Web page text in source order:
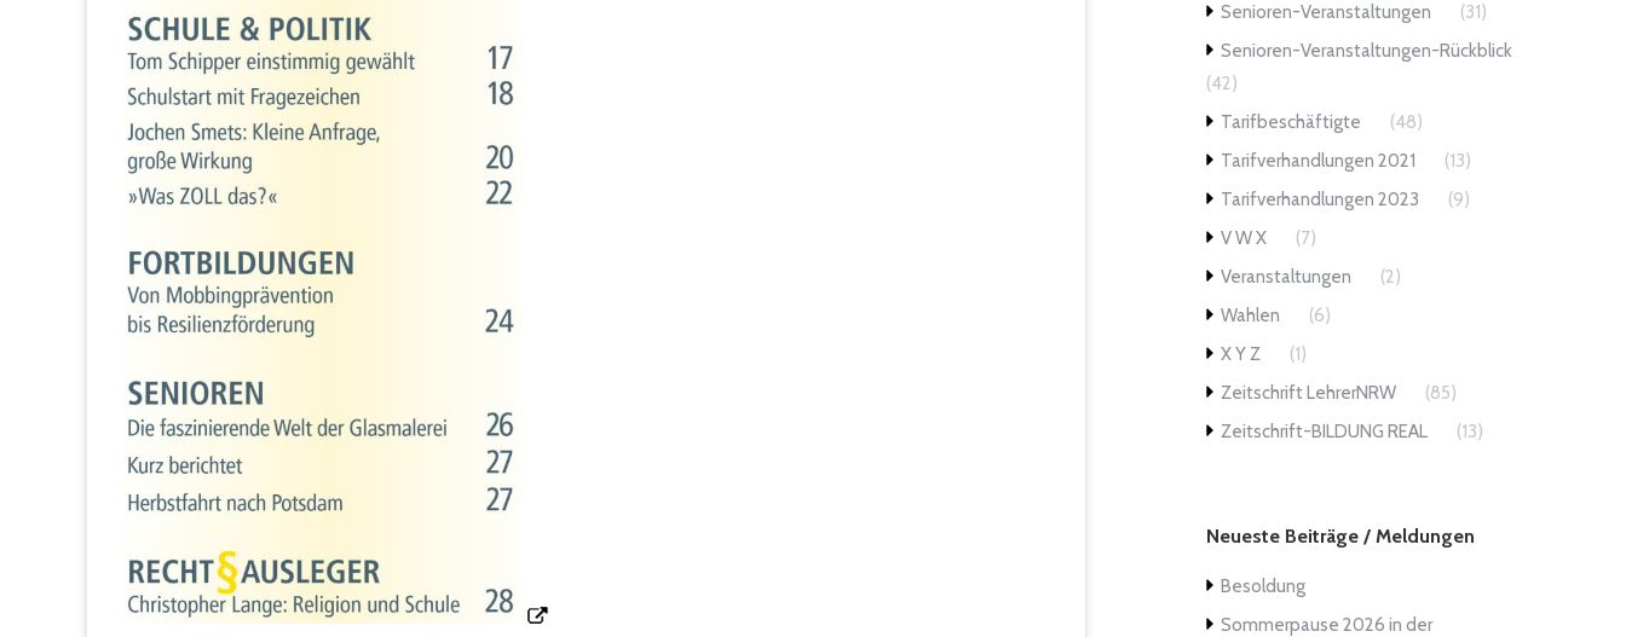
Senioren-Veranstaltungen
(31)
Senioren-Veranstaltungen-Rückblick
(42)
Tarifbeschäftigte
(48)
Tarifverhandlungen 2021
(13)
Tarifverhandlungen 2023
(9)
V W X
(7)
Veranstaltungen
(2)
Wahlen
(6)
X Y Z
(1)
Zeitschrift LehrerNRW
(85)
Zeitschrift-BILDUNG REAL
(13)
Neueste Beiträge / Meldungen
Besoldung
Sommerpause 2026 in der